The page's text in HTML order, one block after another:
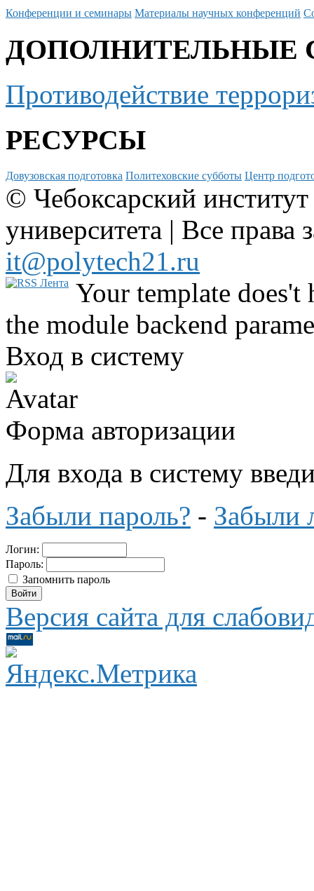
Конференции и семинары Материалы научных конференций
ДОПОЛНИТЕЛЬНЫЕ
Противодействие
РЕСУРСЫ
Довузовская подготовка Политеховские субботы Центр
© Чебоксарский
университета | Все
it@polytech21.ru
Your template
the module backend
Вход в систему
Форма авторизации
Для входа в систему
Забыли пароль? - Забыли
Логин:
Пароль:
Запомнить пароль
Версия сайта для